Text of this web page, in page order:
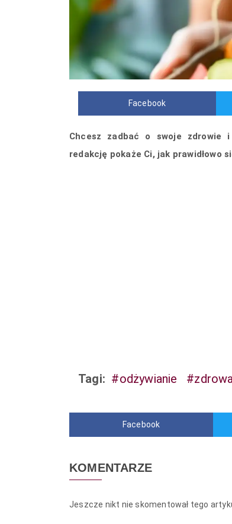
Facebook
Chcesz zadbać o swoje zdrowie
redakcję pokaże Ci, jak prawidłowo
Tagi: #odżywianie
Facebook
KOMENTARZE
Jeszcze nikt nie skomentował tego